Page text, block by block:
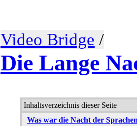
Video Bridge /
Die Lange
Inhaltsverzeichnis dieser Seite
Was war die Nacht der